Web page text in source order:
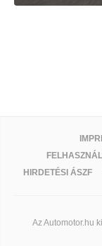
HIRDETÉSI ÁSZF
Az Automotor.hu